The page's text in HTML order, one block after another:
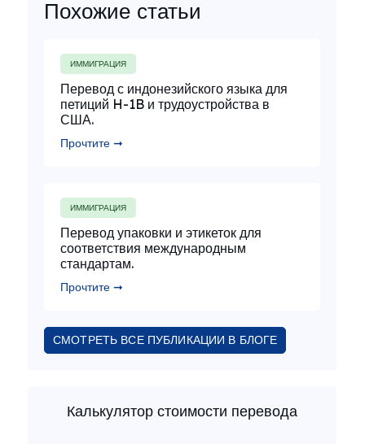
Похожие статьи
ИММИГРАЦИЯ
Перевод с индонезийского языка для
петиций H-1B и трудоустройства в
США.
Прочтите ➞
ИММИГРАЦИЯ
Перевод упаковки и этикеток для
соответствия международным
стандартам.
Прочтите ➞
СМОТРЕТЬ ВСЕ ПУБЛИКАЦИИ В БЛОГЕ
Калькулятор стоимости перевода